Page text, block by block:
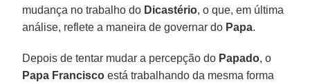
mudança no trabalho do Dicastério, o que, em última
análise, reflete a maneira de governar do Papa.
Depois de tentar mudar a percepção do Papado, o
Papa Francisco está trabalhando da mesma forma